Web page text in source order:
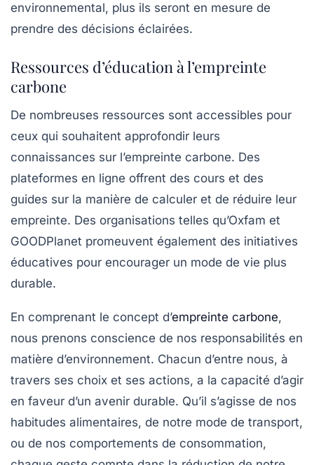
environnemental, plus ils seront en mesure de
prendre des décisions éclairées.
Ressources d’éducation à l’empreinte
carbone
De nombreuses ressources sont accessibles pour
ceux qui souhaitent approfondir leurs
connaissances sur l’empreinte carbone. Des
plateformes en ligne offrent des cours et des
guides sur la manière de calculer et de réduire leur
empreinte. Des organisations telles qu’Oxfam et
GOODPlanet promeuvent également des initiatives
éducatives pour encourager un mode de vie plus
durable.
En comprenant le concept d’empreinte carbone,
nous prenons conscience de nos responsabilités en
matière d’environnement. Chacun d’entre nous, à
travers ses choix et ses actions, a la capacité d’agir
en faveur d’un avenir durable. Qu’il s’agisse de nos
habitudes alimentaires, de notre mode de transport,
ou de nos comportements de consommation,